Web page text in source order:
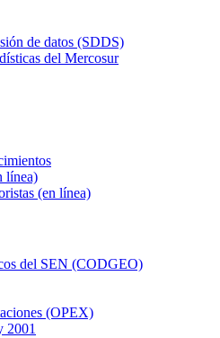
de datos (SDDS)
del Mercosur
línea)
(en línea)
del SEN (CODGEO)
(OPEX)
2001